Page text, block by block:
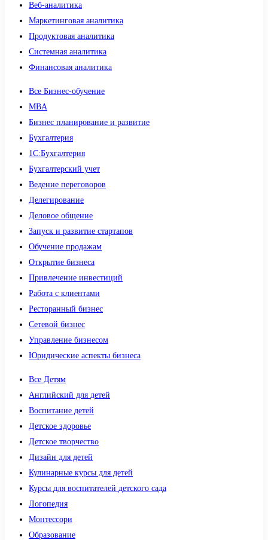
Веб-аналитика
Маркетинговая аналитика
Продуктовая аналитика
Системная аналитика
Финансовая аналитика
Все Бизнес-обучение
MBA
Бизнес планирование и развитие
Бухгалтерия
1C:Бухгалтерия
Бухгалтерский учет
Ведение переговоров
Делегирование
Деловое общение
Запуск и развитие стартапов
Обучение продажам
Открытие бизнеса
Привлечение инвестиций
Работа с клиентами
Ресторанный бизнес
Сетевой бизнес
Управление бизнесом
Юридические аспекты бизнеса
Все Детям
Английский для детей
Воспитание детей
Детское здоровье
Детское творчество
Дизайн для детей
Кулинарные курсы для детей
Курсы для воспитателей детского сада
Логопедия
Монтессори
Образование